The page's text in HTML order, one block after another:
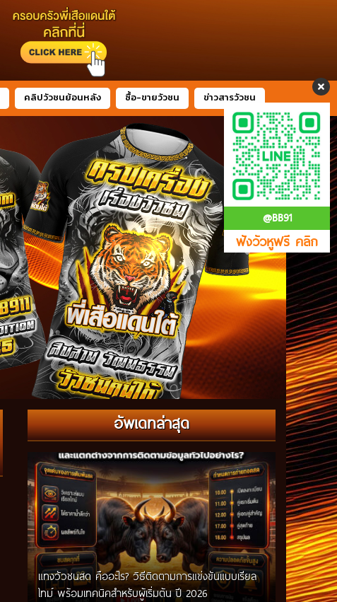
@BB91
ฟังวัวหูฟรี คลิก
คลิปวัวชนย้อนหลัง ซื้อ-ขายวัวชน ข่าวสารวัวชน
อัพเดทล่าสุด
แทงวัวชนสด คืออะไร? วิธีติดตามการแข่งขันแบบเรียล
ไทม์ พร้อมเทคนิคสำหรับผู้เริ่มต้น ปี 2026